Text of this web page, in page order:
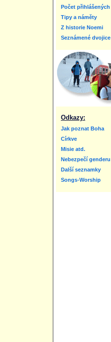
Počet přihlášených
Tipy a náměty
Z historie Noemi
Seznámené dvojice
Odkazy:
Jak poznat Boha
Církve
Misie atd.
Nebezpečí genderu
Další seznamky
Songs-Worship